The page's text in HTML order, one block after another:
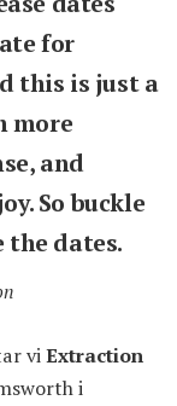
for
this is just a
more
and
So buckle
the dates.
viExtraction
i